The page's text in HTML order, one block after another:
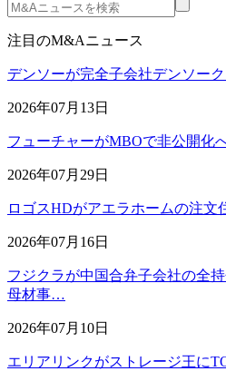
注目のM&Aニュース
デンソーが完全子会社デンソー
2026年07月13日
フューチャーがMBOで非公開化
2026年07月29日
ロゴスHDがアエラホームの注文
2026年07月16日
フジクラが中国合弁子会社の全
母材事…
2026年07月10日
エリアリンクがストレージ王に